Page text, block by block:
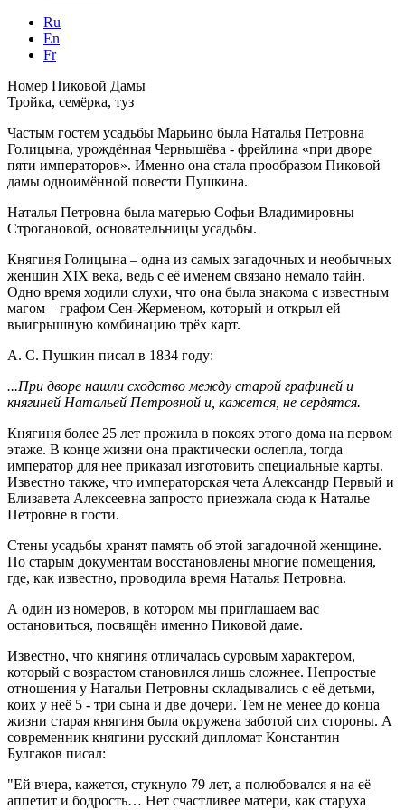
Ru
En
Fr
Номер Пиковой Дамы
Тройка, семёрка, туз
Частым гостем усадьбы Марьино была Наталья Петровна
Голицына, урождённая Чернышёва - фрейлина «при дворе
пяти императоров». Именно она стала прообразом Пиковой
дамы одноимённой повести Пушкина.
Наталья Петровна была матерью Софьи Владимировны
Строгановой, основательницы усадьбы.
Княгиня Голицына – одна из самых загадочных и необычных
женщин XIX века, ведь с её именем связано немало тайн.
Одно время ходили слухи, что она была знакома с известным
магом – графом Сен-Жерменом, который и открыл ей
выигрышную комбинацию трёх карт.
А. С. Пушкин писал в 1834 году:
...При дворе нашли сходство между старой графиней и
княгиней Натальей Петровной и, кажется, не сердятся.
Княгиня более 25 лет прожила в покоях этого дома на первом
этаже. В конце жизни она практически ослепла, тогда
император для нее приказал изготовить специальные карты.
Известно также, что императорская чета Александр Первый и
Елизавета Алексеевна запросто приезжала сюда к Наталье
Петровне в гости.
Стены усадьбы хранят память об этой загадочной женщине.
По старым документам восстановлены многие помещения,
где, как известно, проводила время Наталья Петровна.
А один из номеров, в котором мы приглашаем вас
остановиться, посвящён именно Пиковой даме.
Известно, что княгиня отличалась суровым характером,
который с возрастом становился лишь сложнее. Непростые
отношения у Натальи Петровны складывались с её детьми,
коих у неё 5 - три сына и две дочери. Тем не менее до конца
жизни старая княгиня была окружена заботой сих стороны. А
современник княгини русский дипломат Константин
Булгаков писал:
"Ей вчера, кажется, стукнуло 79 лет, а полюбовался я на её
аппетит и бодрость… Нет счастливее матери, как старуха